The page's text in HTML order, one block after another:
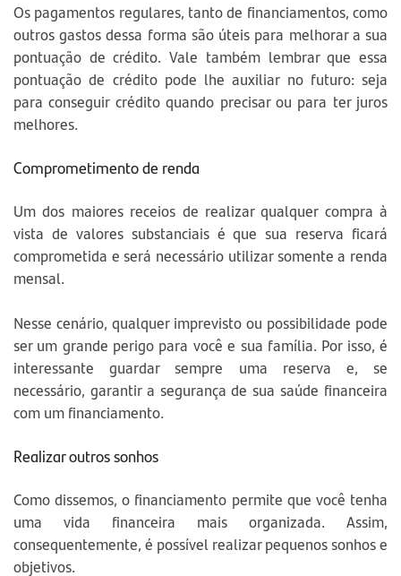
Os pagamentos regulares, tanto de financiamentos, como
outros gastos dessa forma são úteis para melhorar a sua
pontuação de crédito. Vale também lembrar que essa
pontuação de crédito pode lhe auxiliar no futuro: seja
para conseguir crédito quando precisar ou para ter juros
melhores.
Comprometimento de renda
Um dos maiores receios de realizar qualquer compra à
vista de valores substanciais é que sua reserva ficará
comprometida e será necessário utilizar somente a renda
mensal.
Nesse cenário, qualquer imprevisto ou possibilidade pode
ser um grande perigo para você e sua família. Por isso, é
interessante guardar sempre uma reserva e, se
necessário, garantir a segurança de sua saúde financeira
com um financiamento.
Realizar outros sonhos
Como dissemos, o financiamento permite que você tenha
uma vida financeira mais organizada. Assim,
consequentemente, é possível realizar pequenos sonhos e
objetivos.